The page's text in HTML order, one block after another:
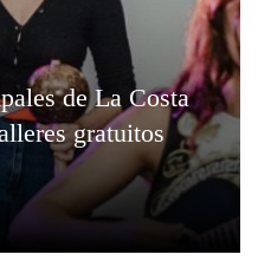
de La Costa
gratuitos